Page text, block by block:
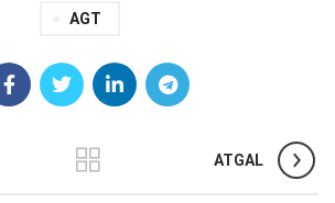
AGT
ATGAL